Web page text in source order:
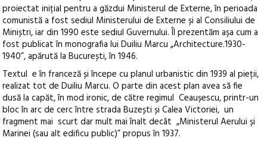
proiectat inițial pentru a găzdui Ministerul de Externe, în perioada
comunistă a fost sediul Ministerului de Externe și al Consiliului de
Miniștri, iar din 1990 este sediul Guvernului. Îl prezentăm așa cum a
fost publicat în monografia lui Duiliu Marcu „Architecture.1930-
1940”, apărută la București, în 1946.
Textul e în franceză și începe cu planul urbanistic din 1939 al pieții,
realizat tot de Duiliu Marcu.O parte din acest plan avea să fie
dusă la capăt, în mod ironic, de către regimul Ceaușescu, printr-un
bloc în arc de cerc între strada Buzești și Calea Victoriei, un
fragment mai scurt dar mult mai înalt decât „Ministerul Aerului și
Marinei (sau alt edificu public)” propus în 1937.